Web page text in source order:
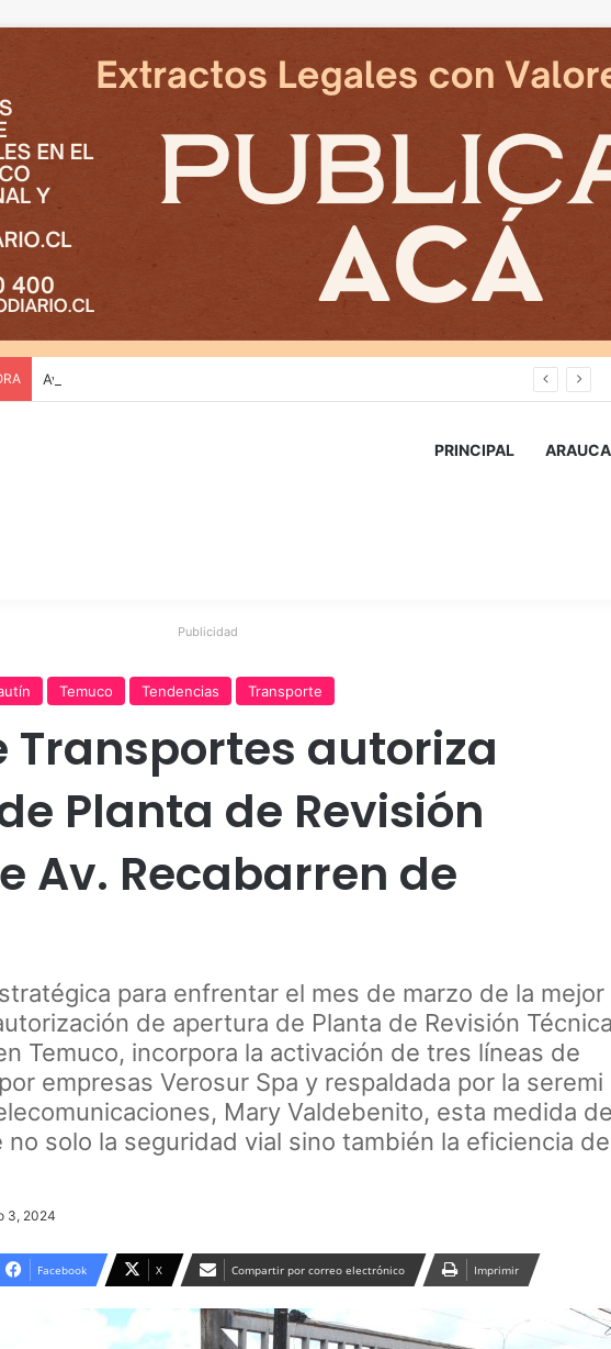
PRINCIPAL
Publicidad
Temuco Tendencias Transporte
Transportes autoriza
Planta de Revisión
Av. Recabarren de
para enfrentar el mes de marzo de la mejor
de apertura de Planta de Revisión Técnica
Temuco, incorpora la activación de tres líneas de
empresas Verosur Spa y respaldada por la seremi
Mary Valdebenito, esta medida de
solo la seguridad vial sino también la eficiencia
3, 2024
Facebook X Compartir por correo electrónico Imprimir